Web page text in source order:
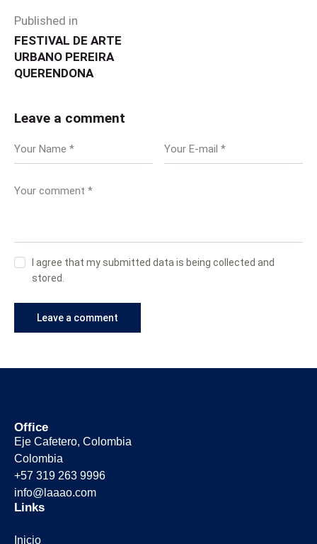
Published in
FESTIVAL DE ARTE
URBANO PEREIRA
QUERENDONA
Leave a comment
I agree that my submitted data is being collected and
stored.
Office
Eje Cafetero, Colombia
Colombia
+57 319 263 9996
info@laaao.com
Links
Inicio